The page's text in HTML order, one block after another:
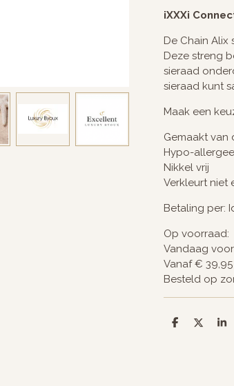
iXXXi
De Chain Alix
Deze streng
sieraad
sieraad kunt
Maak een
Gemaakt van
Hypo-
Nikkel vrij
Verkleurt niet
Betaling per:
Op voorraad:
Vandaag
Vanaf €
Besteld op
D
D
S